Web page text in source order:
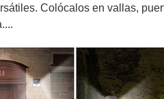
Colócalos en vallas,